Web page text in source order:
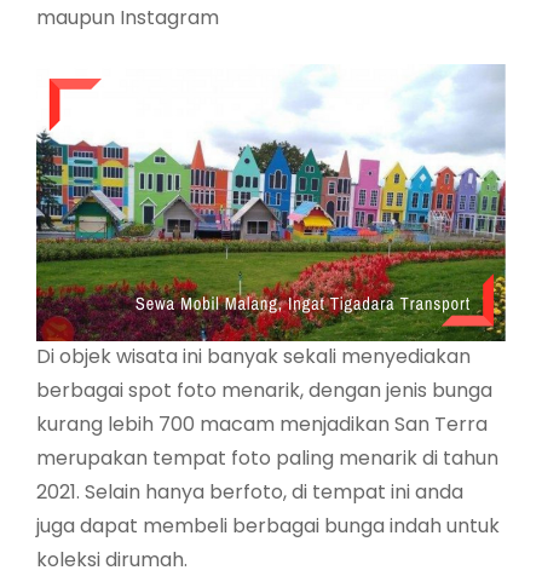
maupun Instagram
Di objek wisata ini banyak sekali menyediakan
berbagai spot foto menarik, dengan jenis bunga
kurang lebih 700 macam menjadikan San Terra
merupakan tempat foto paling menarik di tahun
2021. Selain hanya berfoto, di tempat ini anda
juga dapat membeli berbagai bunga indah untuk
koleksi dirumah.